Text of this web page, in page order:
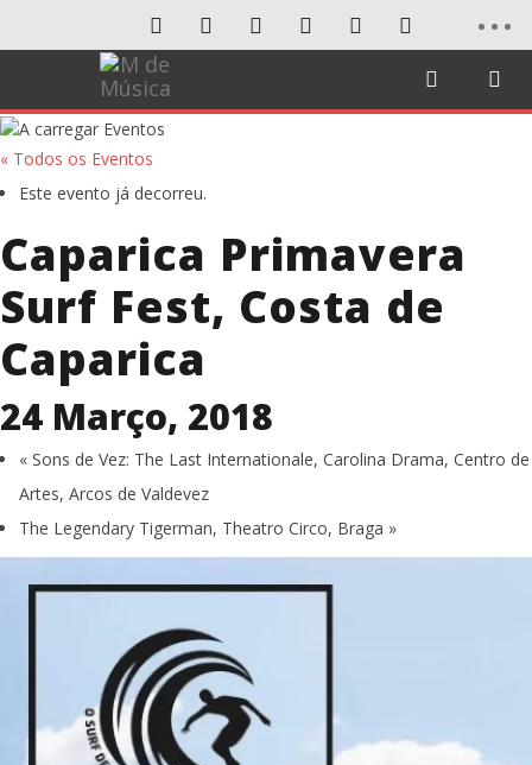
« Todos os Eventos
Este evento já decorreu.
Caparica Primavera
Surf Fest, Costa de
Caparica
24 Março, 2018
« Sons de Vez: The Last Internationale, Carolina Drama, Centro de
Artes, Arcos de Valdevez
The Legendary Tigerman, Theatro Circo, Braga »